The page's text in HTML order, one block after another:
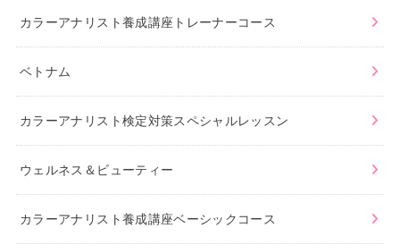
カラーアナリスト養成講座トレーナーコース
ベトナム
カラーアナリスト検定対策スペシャルレッスン
ウェルネス＆ビューティー
カラーアナリスト養成講座ベーシックコース